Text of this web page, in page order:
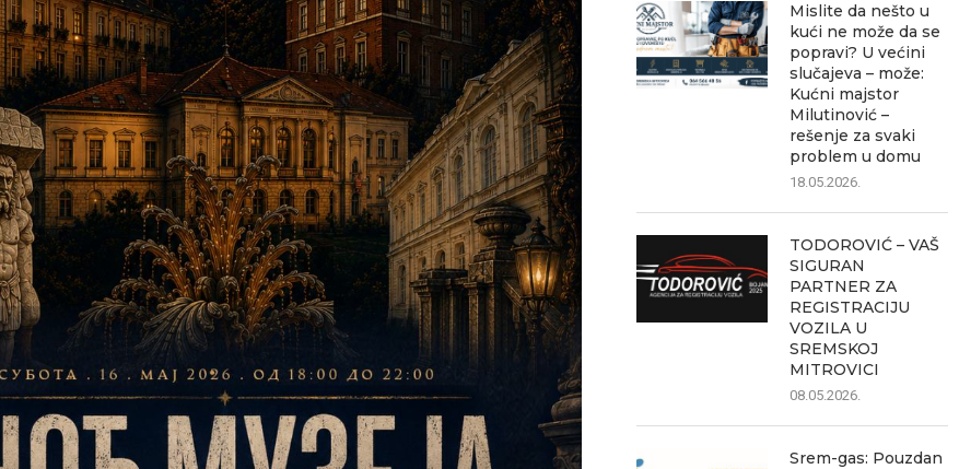
Mislite da nešto u
kući ne može da se
popravi? U većini
slučajeva – može:
Kućni majstor
Milutinović –
rešenje za svaki
problem u domu
18.05.2026.
TODOROVIĆ – VAŠ
SIGURAN
PARTNER ZA
REGISTRACIJU
VOZILA U
SREMSKOJ
MITROVICI
08.05.2026.
Srem-gas: Pouzdan